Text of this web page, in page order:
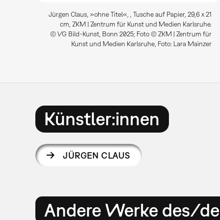
Jürgen Claus, »ohne Titel«, , Tusche auf Papier, 29,6 x 21
cm, ZKM | Zentrum für Kunst und Medien Karlsruhe.
© VG Bild-Kunst, Bonn 2025; Foto © ZKM | Zentrum für
Kunst und Medien Karlsruhe, Foto: Lara Mainzer
Künstler:innen
JÜRGEN CLAUS
Andere Werke des/